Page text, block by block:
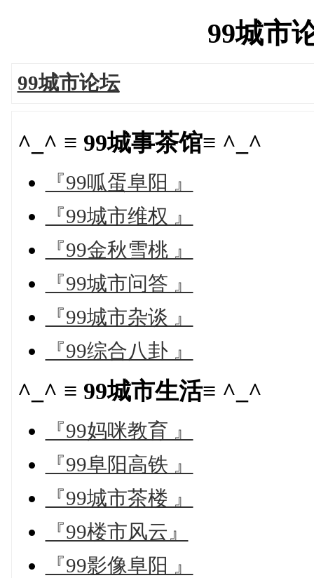
99城市
99城市论坛
^_^ ≡ 99城事茶馆≡ ^_^
『99呱蛋阜阳 』
『99城市维权 』
『99金秋雪桃 』
『99城市问答 』
『99城市杂谈 』
『99综合八卦 』
^_^ ≡ 99城市生活≡ ^_^
『99妈咪教育 』
『99阜阳高铁 』
『99城市茶楼 』
『99楼市风云』
『99影像阜阳 』